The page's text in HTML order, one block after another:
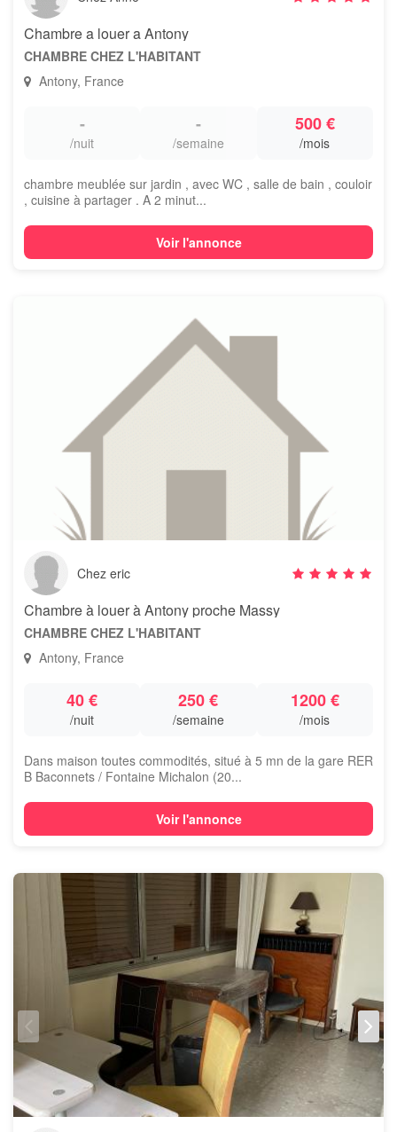
Chambre a louer a Antony
CHAMBRE CHEZ L'HABITANT
Antony, France
-
/nuit
-
/semaine
500 €
/mois
chambre meublée sur jardin , avec WC , salle de bain , couloir
, cuisine à partager . A 2 minut...
Voir l'annonce
Chez eric
Chambre à louer à Antony proche Massy
CHAMBRE CHEZ L'HABITANT
Antony, France
40 €
/nuit
250 €
/semaine
1200 €
/mois
Dans maison toutes commodités, situé à 5 mn de la gare RER
B Baconnets / Fontaine Michalon (20...
Voir l'annonce